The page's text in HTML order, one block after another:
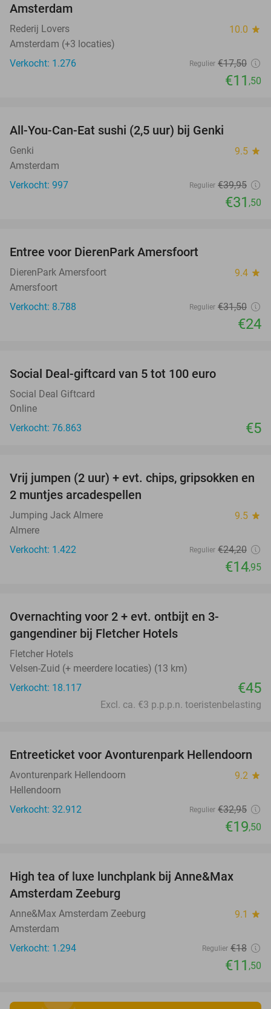
Amsterdam
Rederij Lovers 10.0 star
Amsterdam (+3 locaties)
Verkocht: 1.276
Regulier €17,50
€11 ,50
All-You-Can-Eat sushi (2,5 uur) bij Genki
Genki 9.5 star
Amsterdam
Verkocht: 997
Regulier €39,95
€31 ,50
Entree voor DierenPark Amersfoort
DierenPark Amersfoort 9.4 star
Amersfoort
Verkocht: 8.788
Regulier €31,50
€24
Social Deal-giftcard van 5 tot 100 euro
Social Deal Giftcard
Online
Verkocht: 76.863
€5
38%
Vrij jumpen (2 uur) + evt. chips, gripsokken en
2 muntjes arcadespellen
Jumping Jack Almere 9.5 star
Almere
Verkocht: 1.422
Regulier €24,20
€14,95
Overnachting voor 2 + evt. ontbijt en 3-
gangendiner bij Fletcher Hotels
Fletcher Hotels
Velsen-Zuid (+ meerdere locaties) (13 km)
Verkocht: 18.117
€45
Excl. ca. €3 p.p.p.n. toeristenbelasting
41%
Entreeticket voor Avonturenpark Hellendoorn
Avonturenpark Hellendoorn 9.2 star
Hellendoorn
Verkocht: 32.912
Regulier €32,95
€19,50
High tea of luxe lunchplank bij Anne&Max
Amsterdam Zeeburg
Anne&Max Amsterdam Zeeburg 9.1 star
Amsterdam
Verkocht: 1.294
Regulier €18
€11 ,50